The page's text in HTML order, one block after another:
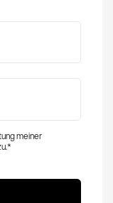
meiner
*